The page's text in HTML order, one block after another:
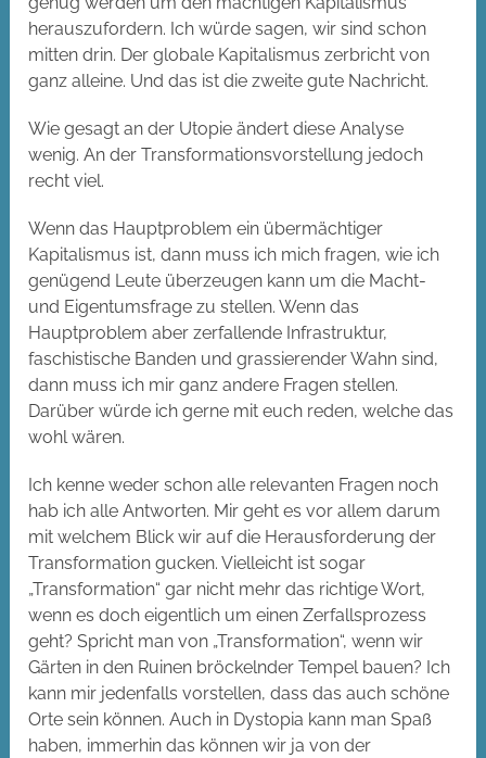
herauszufordern. Ich würde sagen, wir sind schon
mitten drin. Der globale Kapitalismus zerbricht von
ganz alleine. Und das ist die zweite gute Nachricht.
Wie gesagt an der Utopie ändert diese Analyse
wenig. An der Transformationsvorstellung jedoch
recht viel.
Wenn das Hauptproblem ein übermächtiger
Kapitalismus ist, dann muss ich mich fragen, wie ich
genügend Leute überzeugen kann um die Macht-
und Eigentumsfrage zu stellen. Wenn das
Hauptproblem aber zerfallende Infrastruktur,
faschistische Banden und grassierender Wahn sind,
dann muss ich mir ganz andere Fragen stellen.
Darüber würde ich gerne mit euch reden, welche das
wohl wären.
Ich kenne weder schon alle relevanten Fragen noch
hab ich alle Antworten. Mir geht es vor allem darum
mit welchem Blick wir auf die Herausforderung der
Transformation gucken. Vielleicht ist sogar
„Transformation“ gar nicht mehr das richtige Wort,
wenn es doch eigentlich um einen Zerfallsprozess
geht? Spricht man von „Transformation“, wenn wir
Gärten in den Ruinen bröckelnder Tempel bauen? Ich
kann mir jedenfalls vorstellen, dass das auch schöne
Orte sein können. Auch in Dystopia kann man Spaß
haben, immerhin das können wir ja von der